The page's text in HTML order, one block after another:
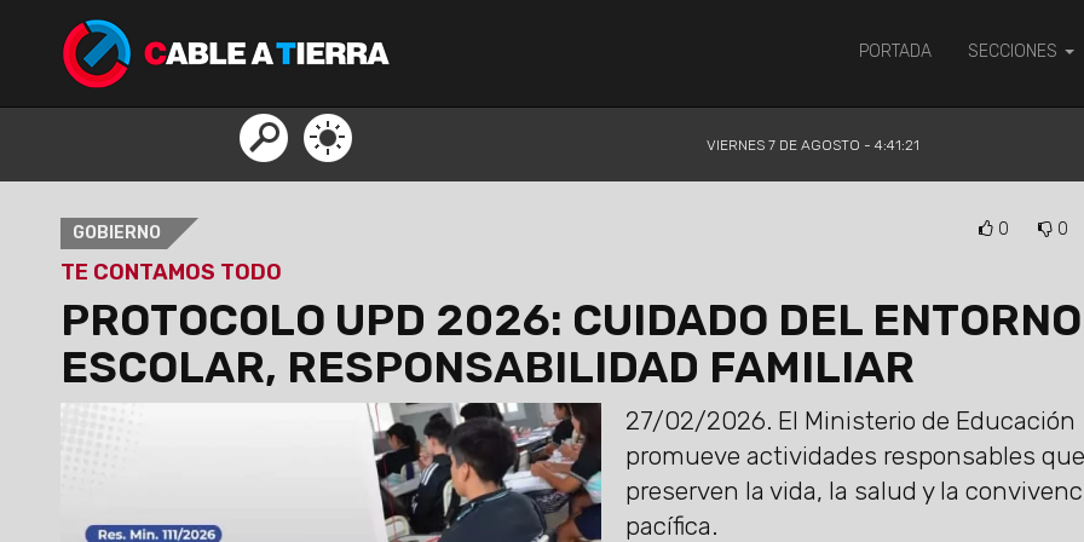
PORTADA SECCIONES
VIERNES 7 DE AGOSTO - 4:41:22
GOBIERNO 0 0
TE CONTAMOS TODO
PROTOCOLO UPD 2026: CUIDADO DEL ENTORNO
ESCOLAR, RESPONSABILIDAD FAMILIAR
27/02/2026. El Ministerio de Educación
promueve actividades responsables que
preserven la vida, la salud y la
pacífica.